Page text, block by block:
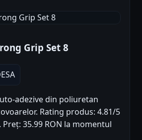
Grip Set 8
adezive din poliuretan
Rating produs: 4.81/5
Preț: 35.99 RON la momentul